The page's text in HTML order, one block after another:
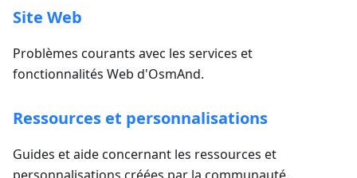
Site Web
Problèmes courants avec les services et
fonctionnalités Web d'OsmAnd.
Ressources et personnalisations
Guides et aide concernant les ressources et